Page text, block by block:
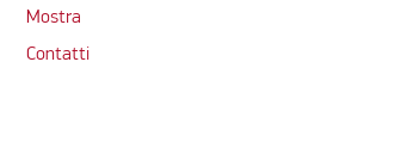
Mostra
Contatti